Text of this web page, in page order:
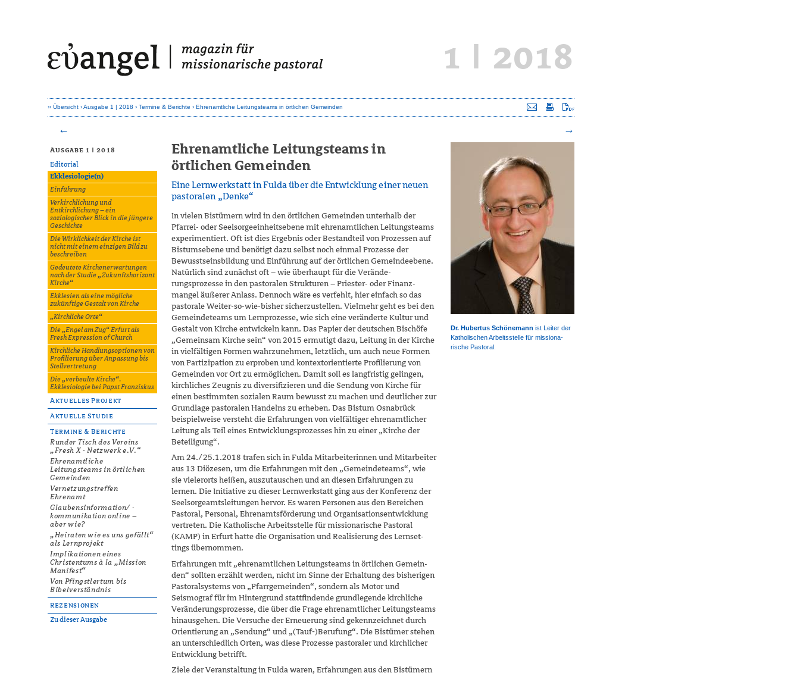
1 | 2018
Übersicht Ausgabe 1 | 2018 Termine & Berichte Ehrenamtliche Leitungsteams in örtlichen Gemeinden Seite versenden
Seite drucken
Ausgabe 1 | 2018
Editorial
Ekklesiologie(n)
Einführung
Verkirchlichung und
Entkirchlichung – ein
soziologischer Blick in die jüngere
Geschichte
Die Wirklichkeit der Kirche ist
nicht mit einem einzigen Bild zu
beschreiben
Gedeutete Kirchenerwartungen
nach der Studie „Zukunftshorizont
Kirche“
Ekklesien als eine mögliche
zukünftige Gestalt von Kirche
„Kirchliche Orte“
Die „Engel am Zug“ Erfurt als
Fresh Expression of Church
Kirchliche Handlungsoptionen von
Profilierung über Anpassung bis
Stellvertretung
Die „verbeulte Kirche“.
Ekklesiologie bei Papst Franziskus
Aktuelles Projekt
Aktuelle Studie
Termine & Berichte
Runder Tisch des Vereins
„Fresh X - Netzwerk e.V.“
Ehrenamtliche
Leitungsteams in örtlichen
Gemeinden
Vernetzungstreffen
Ehrenamt
Glaubensinformation/ -
kommunikation online –
aber wie?
„Heiraten wie es uns gefällt“
als Lernprojekt
Implikationen eines
Christentums à la „Mission
Manifest“
Von Pfingstlertum bis
Bibelverständnis
Rezensionen
Zu dieser Ausgabe
Ehrenamtliche Leitungsteams in
örtlichen Gemeinden
Eine Lernwerkstatt in Fulda über die Entwicklung einer neuen
pastoralen „Denke“
In vielen Bistümern wird in den örtlichen Gemeinden unterhalb der
Pfarrei- oder Seelsorgeeinheitsebene mit ehrenamtlichen Leitungs­teams
experimentiert. Oft ist dies Ergebnis oder Bestandteil von Prozes­sen auf
Bistumsebene und benötigt dazu selbst noch einmal Prozesse der
Bewusstseinsbildung und Einführung auf der örtlichen Gemeinde­ebene.
Natürlich sind zunächst oft – wie überhaupt für die Verände­
rungsprozesse in den pastoralen Strukturen – Priester- oder Finanz­
mangel äußerer Anlass. Dennoch wäre es verfehlt, hier einfach so das
pastorale Weiter-so-wie-bisher sicherzustellen. Vielmehr geht es bei den
Gemeindeteams um Lernprozesse, wie sich eine veränderte Kultur und
Gestalt von Kirche entwickeln kann. Das Papier der deutschen Bischöfe
„Gemeinsam Kirche sein“ von 2015 ermutigt dazu, Leitung in der Kir­che
in vielfältigen Formen wahrzunehmen, letztlich, um auch neue Formen
von Partizipation zu erproben und kontextorientierte Profilie­rung von
Gemeinden vor Ort zu ermöglichen. Damit soll es langfristig gelingen,
kirchliches Zeugnis zu diversifizieren und die Sendung von Kirche für
einen bestimmten sozialen Raum bewusst zu machen und deutlicher zur
Grundlage pastoralen Handelns zu erheben. Das Bistum Osnabrück
beispielweise versteht die Erfahrungen von vielfältiger ehrenamtlicher
Leitung als Teil eines Entwicklungsprozesses hin zu einer „Kirche der
Beteiligung“.
Am 24./25.1.2018 trafen sich in Fulda Mitarbeiterinnen und Mitarbei­ter
aus 13 Diözesen, um die Erfahrungen mit den „Gemeindeteams“, wie
sie vielerorts heißen, auszutauschen und an diesen Erfahrungen zu
lernen. Die Initiative zu dieser Lernwerkstatt ging aus der Konferenz der
Seelsorgeamtsleitungen hervor. Es waren Personen aus den Bereichen
Pastoral, Personal, Ehrenamtsförderung und Organisationsentwicklung
vertreten. Die Katholische Arbeitsstelle für missionarische Pastoral
(KAMP) in Erfurt hatte die Organisation und Realisierung des Lernset­
tings übernommen.
Erfahrungen mit „ehrenamtlichen Leitungsteams in örtlichen Gemein­
den“ sollten erzählt werden, nicht im Sinne der Erhaltung des bisheri­gen
Pastoralsystems von „Pfarrgemeinden“, sondern als Motor und
Seismograf für im Hintergrund stattfindende grundlegende kirchliche
Veränderungsprozesse, die über die Frage ehrenamtlicher Leitungs­teams
hinausgehen. Die Versuche der Erneuerung sind gekennzeichnet durch
Orientierung an „Sendung“ und „(Tauf‑)​Berufung“. Die Bistümer stehen
an unterschiedlich Orten, was diese Prozesse pastoraler und kirchlicher
Entwicklung betrifft.
Ziele der Veranstaltung in Fulda waren, Erfahrungen aus den Bistümern
Dr. Hubertus Schönemann ist Leiter der
Katholischen Arbeitsstelle für missio­na­
rische Pastoral.